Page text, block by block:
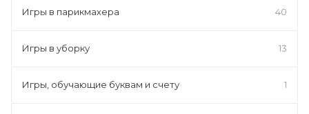
Игры в парикмахера 40
Игры в уборку 13
Игры, обучающие буквам и счету 1